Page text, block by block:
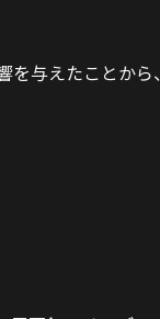
を与えたことから、